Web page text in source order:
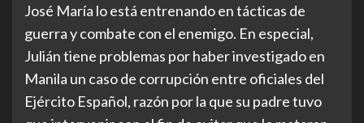
José María lo está entrenando en tácticas de
guerra y combate con el enemigo. En especial,
Julián tiene problemas por haber investigado en
Manila un caso de corrupción entre oficiales del
Ejército Español, razón por la que su padre tuvo